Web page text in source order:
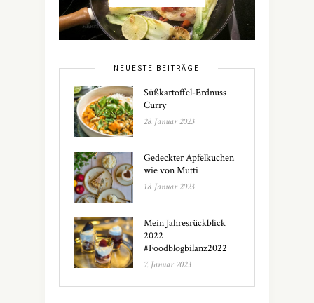
NEUESTE BEITRÄGE
Süßkartoffel-Erdnuss
Curry
28. Januar 2023
Gedeckter Apfelkuchen
wie von Mutti
18. Januar 2023
Mein Jahresrückblick
2022
#Foodblogbilanz2022
7. Januar 2023